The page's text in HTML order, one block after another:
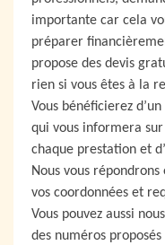
importante car cela
préparer
propose des devis
rien si vous êtes à la
Vous bénéficierez
qui vous informera
chaque prestation et
Nous vous
vos coordonnées et
Vous pouvez aussi
des numéros